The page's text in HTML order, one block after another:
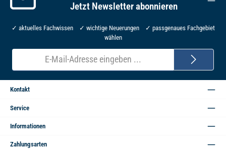
Jetzt Newsletter abonnieren
✓ aktuelles Fachwissen ✓ wichtige Neuerungen ✓ passgenaues Fachgebiet
wählen
E-
Mail-
Adresse*
Kontakt
Service
Informationen
Zahlungsarten